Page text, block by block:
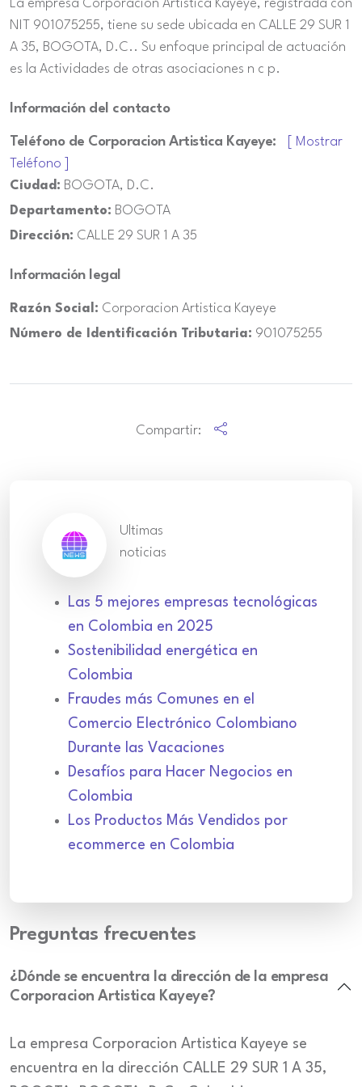
La empresa Corporacion Artistica Kayeye, registrada con
NIT 901075255, tiene su sede ubicada en CALLE 29 SUR 1
A 35, BOGOTA, D.C.. Su enfoque principal de actuación
es la Actividades de otras asociaciones n c p.
Información del contacto
Teléfono de Corporacion Artistica Kayeye:
[ Mostrar
Teléfono ]
Ciudad: BOGOTA, D.C.
Departamento: BOGOTA
Dirección: CALLE 29 SUR 1 A 35
Información legal
Razón Social: Corporacion Artistica Kayeye
Número de Identificación Tributaria: 901075255
Compartir:
Ultimas
noticias
Las 5 mejores empresas tecnológicas
en Colombia en 2025
Sostenibilidad energética en
Colombia
Fraudes más Comunes en el
Comercio Electrónico Colombiano
Durante las Vacaciones
Desafíos para Hacer Negocios en
Colombia
Los Productos Más Vendidos por
ecommerce en Colombia
Preguntas frecuentes
¿Dónde se encuentra la dirección de la empresa
Corporacion Artistica Kayeye?
La empresa Corporacion Artistica Kayeye se
encuentra en la dirección CALLE 29 SUR 1 A 35,